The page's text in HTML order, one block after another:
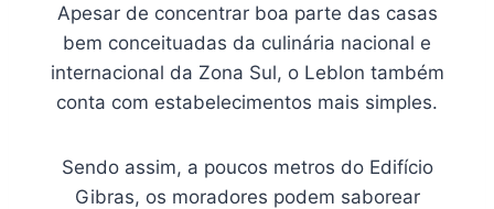
Apesar de concentrar boa parte das casas
bem conceituadas da culinária nacional e
internacional da Zona Sul, o Leblon também
conta com estabelecimentos mais simples.
Sendo assim, a poucos metros do Edifício
Gibras, os moradores podem saborear